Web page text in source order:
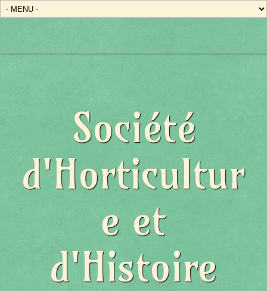
Société
d'Horticultur
e et
d'Histoire